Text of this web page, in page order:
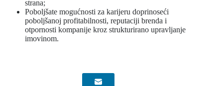
strana;
Poboljšate mogućnosti za karijeru doprinoseći
poboljšanoj profitabilnosti, reputaciji brenda i
otpornosti kompanije kroz strukturirano upravljanje
imovinom.